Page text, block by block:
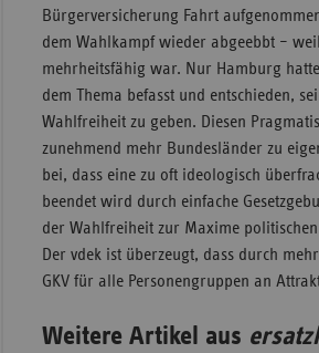
Bürgerversicherung Fahrt
dem Wahlkampf wieder abgeebbt –
mehrheitsfähig war. Nur Hamburg
dem Thema befasst und entschieden,
Wahlfreiheit zu geben. Diesen
zunehmend mehr Bundesländer zu
bei, dass eine zu oft ideologisch
beendet wird durch einfache
der Wahlfreiheit zur Maxime
Der vdek ist überzeugt, dass durch
GKV für alle Personengruppen an
Weitere Artikel aus